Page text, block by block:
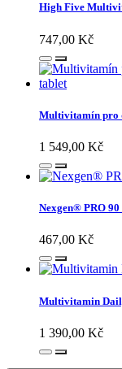
High Five
747,00 Kč
Multivitamín pro
1 549,00 Kč
Nexgen® PRO
467,00 Kč
Multivitamin
1 390,00 Kč